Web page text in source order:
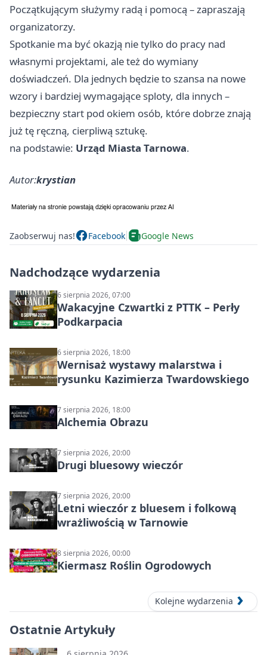
Początkującym służymy radą i pomocą – zapraszają
organizatorzy.
Spotkanie ma być okazją nie tylko do pracy nad
własnymi projektami, ale też do wymiany
doświadczeń. Dla jednych będzie to szansa na nowe
wzory i bardziej wymagające sploty, dla innych –
bezpieczny start pod okiem osób, które dobrze znają
już tę ręczną, cierpliwą sztukę.
na podstawie: Urząd Miasta Tarnowa.
Autor:krystian
Zaobserwuj nas! Facebook Google News
Nadchodzące wydarzenia
6 sierpnia 2026, 07:00
Wakacyjne Czwartki z PTTK – Perły
Podkarpacia
6 sierpnia 2026, 18:00
Wernisaż wystawy malarstwa i
rysunku Kazimierza Twardowskiego
7 sierpnia 2026, 18:00
Alchemia Obrazu
7 sierpnia 2026, 20:00
Drugi bluesowy wieczór
7 sierpnia 2026, 20:00
Letni wieczór z bluesem i folkową
wrażliwością w Tarnowie
8 sierpnia 2026, 00:00
Kiermasz Roślin Ogrodowych
Kolejne wydarzenia
Ostatnie Artykuły